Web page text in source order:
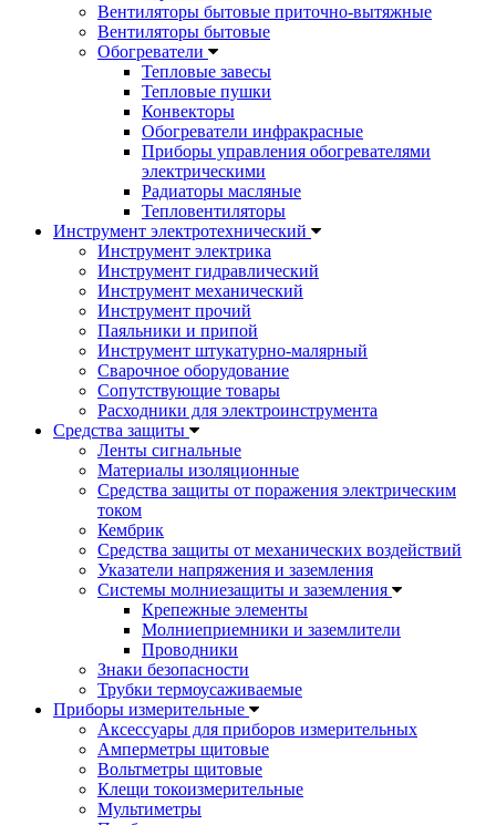
Вентиляторы бытовые приточно-вытяжные
Вентиляторы бытовые
Обогреватели
Тепловые завесы
Тепловые пушки
Конвекторы
Обогреватели инфракрасные
Приборы управления обогревателями
электрическими
Радиаторы масляные
Тепловентиляторы
Инструмент электротехнический
Инструмент электрика
Инструмент гидравлический
Инструмент механический
Инструмент прочий
Паяльники и припой
Инструмент штукатурно-малярный
Сварочное оборудование
Сопутствующие товары
Расходники для электроинструмента
Cредства защиты
Ленты сигнальные
Материалы изоляционные
Средства защиты от поражения электрическим
током
Кембрик
Средства защиты от механических воздействий
Указатели напряжения и заземления
Системы молниезащиты и заземления
Крепежные элементы
Молниеприемники и заземлители
Проводники
Знаки безопасности
Трубки термоусаживаемые
Приборы измерительные
Аксессуары для приборов измерительных
Амперметры щитовые
Вольтметры щитовые
Клещи токоизмерительные
Мультиметры